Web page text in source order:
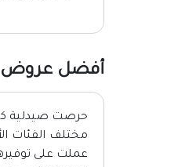
أفضل عروض
حرصت صيدلية
مختلف الفئات
عملت على